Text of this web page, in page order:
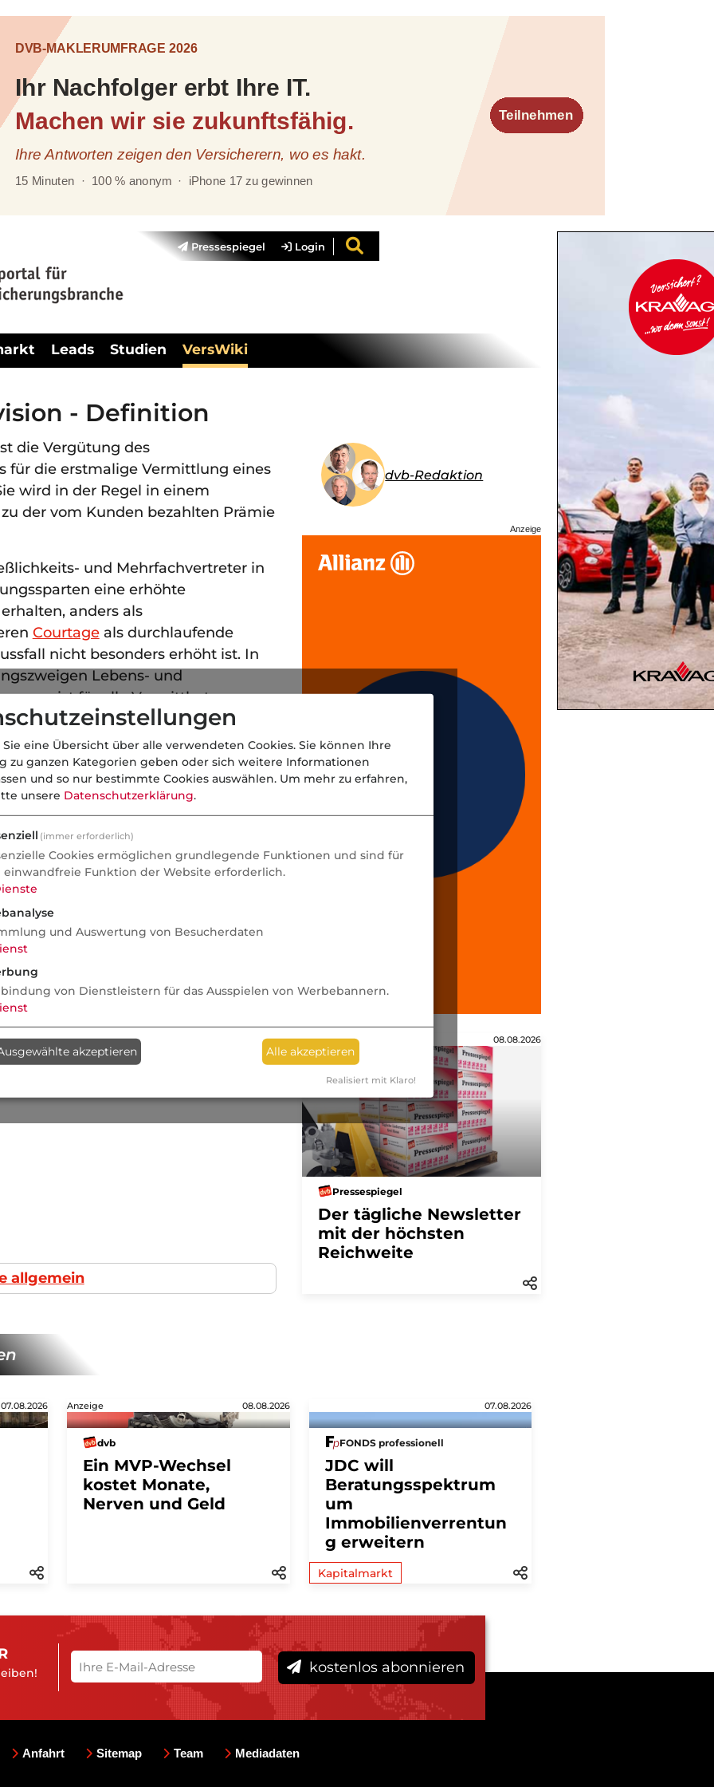
Pressespiegel Login
Leads Studien VersWiki
- Definition
die Vergütung des
für die erstmalige Vermittlung eines
wird in der Regel in einem
der vom Kunden bezahlten Prämie
und Mehrfachvertreter in
eine erhöhte
anders als
Courtageals durchlaufende
nicht besonders erhöht ist. In
Lebens- und
ist für alle Vermittlertypen
üblich, die den
in Zusammenhang mit dem
Prämie durch den Kunden fällig
die Provision das Schicksal der
vom
bezahlt, das die AP in die
allgemein
dvb-Redaktion
Anzeige
Anzeige 08.08.2026
Pressespiegel
Der tägliche Newsletter
mit der höchsten
Reichweite
07.08.2026 Anzeige 08.08.2026
dvb
Ein MVP-Wechsel
kostet Monate,
Nerven und Geld
07.08.2026
FONDS professionell
JDC will
Beratungsspektrum
um
Immobilienverrentun
g erweitern
Kapitalmarkt
kostenlos abonnieren
Anfahrt Sitemap Team Mediadaten
eine Übersicht über alle verwendeten Cookies. Sie können Ihre
zu ganzen Kategorien geben oder sich weitere Informationen
und so nur bestimmte Cookies auswählen. Um mehr zu erfahren,
unsere Datenschutzerklärung.
(immer erforderlich)
Cookies ermöglichen grundlegende Funktionen und sind für
einwandfreie Funktion der Website erforderlich.
und Auswertung von Besucherdaten
von Dienstleistern für das Ausspielen von Werbebannern.
akzeptieren Alle akzeptieren
Realisiert mit Klaro!